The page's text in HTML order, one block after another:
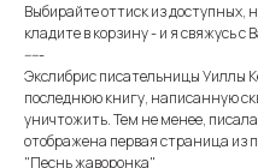
Выбирайте оттиск из
кладите в корзину - и я свяжусь с
-----
Экслибрис писательницы Уиллы
последнюю книгу, написанную
уничтожить. Тем не менее,
отображена первая страница из
"Песнь жаворонка"